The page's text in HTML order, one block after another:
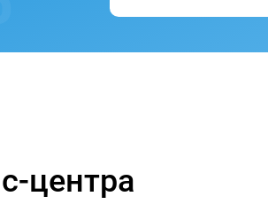
центра